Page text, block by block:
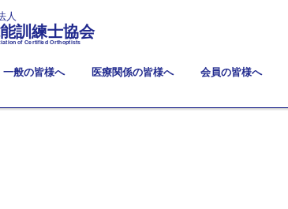
人
訓練士協会
of Certified Orthoptists
一般の皆様へ 医療関係の皆様へ 会員の皆様へ